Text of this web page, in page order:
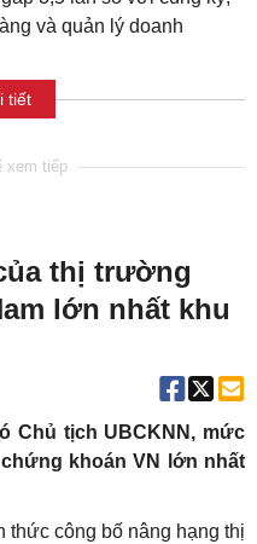
và quản lý doanh
tiết
thị trường
lớn nhất khu
Chủ tịch UBCKNN, mức
khoán VN lớn nhất
thức công bố nâng hạng thị